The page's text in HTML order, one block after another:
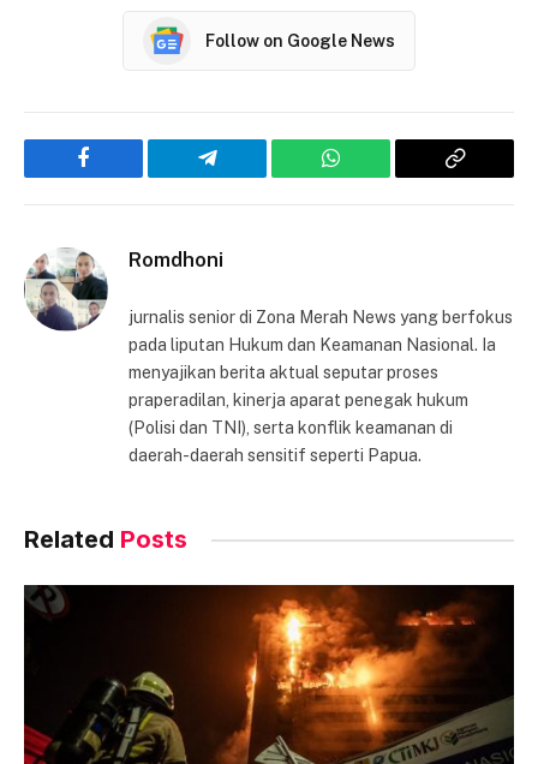
Follow on Google News
Facebook Telegram WhatsApp
Copy
Romdhoni
jurnalis senior di Zona Merah News yang berfokus
pada liputan Hukum dan Keamanan Nasional. Ia
menyajikan berita aktual seputar proses
praperadilan, kinerja aparat penegak hukum
(Polisi dan TNI), serta konflik keamanan di
daerah-daerah sensitif seperti Papua.
Related Posts